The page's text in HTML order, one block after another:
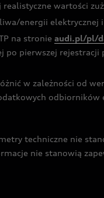
wartości
energii elektrycznej i
na stronie audi.pl/pl/
pierwszej rejestracji
w zależności od
techniczne nie
nie stanowią